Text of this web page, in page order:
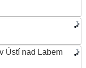
Ústí nad Labem